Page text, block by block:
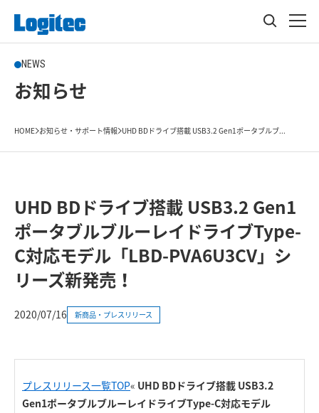
NEWS
お知らせ
HOME お知らせ・サポート情報 UHD BDドライブ搭載 USB3.2 Gen1ポータブルブ...
UHD BDドライブ搭載 USB3.2 Gen1
ポータブルブルーレイドライブType-
C対応モデル「LBD-PVA6U3CV」シ
リーズ新発売！
2020/07/16 新商品・プレスリリース
プレスリリース一覧TOP« UHD BDドライブ搭載 USB3.2
Gen1ポータブルブルーレイドライブType-C対応モデル